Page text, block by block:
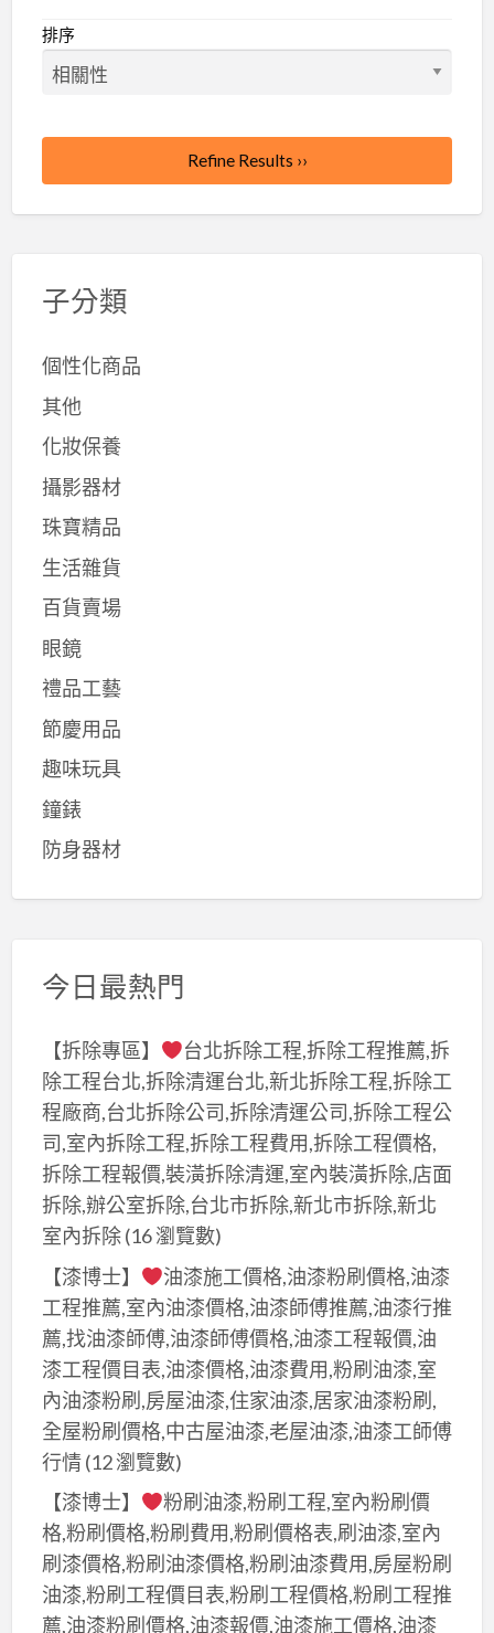
排序
Refine Results ››
子分類
個性化商品
其他
化妝保養
攝影器材
珠寶精品
生活雜貨
百貨賣場
眼鏡
禮品工藝
節慶用品
趣味玩具
鐘錶
防身器材
今日最熱門
【拆除專區】
台北拆除工程,拆除工程推薦,拆
除工程台北,拆除清運台北,新北拆除工程,拆除工
程廠商,台北拆除公司,拆除清運公司,拆除工程公
司,室內拆除工程,拆除工程費用,拆除工程價格,
拆除工程報價,裝潢拆除清運,室內裝潢拆除,店面
拆除,辦公室拆除,台北市拆除,新北市拆除,新北
室內拆除(16 瀏覽數)
【漆博士】
油漆施工價格,油漆粉刷價格,油漆
工程推薦,室內油漆價格,油漆師傅推薦,油漆行推
薦,找油漆師傅,油漆師傅價格,油漆工程報價,油
漆工程價目表,油漆價格,油漆費用,粉刷油漆,室
內油漆粉刷,房屋油漆,住家油漆,居家油漆粉刷,
全屋粉刷價格,中古屋油漆,老屋油漆,油漆工師傅
行情(12 瀏覽數)
【漆博士】
粉刷油漆,粉刷工程,室內粉刷價
格,粉刷價格,粉刷費用,粉刷價格表,刷油漆,室內
刷漆價格,粉刷油漆價格,粉刷油漆費用,房屋粉刷
油漆,粉刷工程價目表,粉刷工程價格,粉刷工程推
薦,油漆粉刷價格,油漆報價,油漆施工價格,油漆